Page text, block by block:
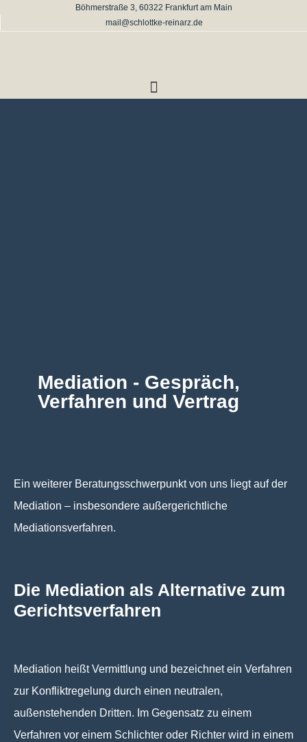
Böhmerstraße 3, 60322 Frankfurt am Main
mail@schlottke-reinarz.de
Mediation - Gespräch,
Verfahren und Vertrag
Ein weiterer Beratungsschwerpunkt von uns liegt auf der
Mediation – insbesondere außergerichtliche
Mediationsverfahren.
Die Mediation als Alternative zum
Gerichtsverfahren
Mediation heißt Vermittlung und bezeichnet ein Verfahren
zur Konfliktregelung durch einen neutralen,
außenstehenden Dritten. Im Gegensatz zu einem
Verfahren vor einem Schlichter oder Richter wird in einem